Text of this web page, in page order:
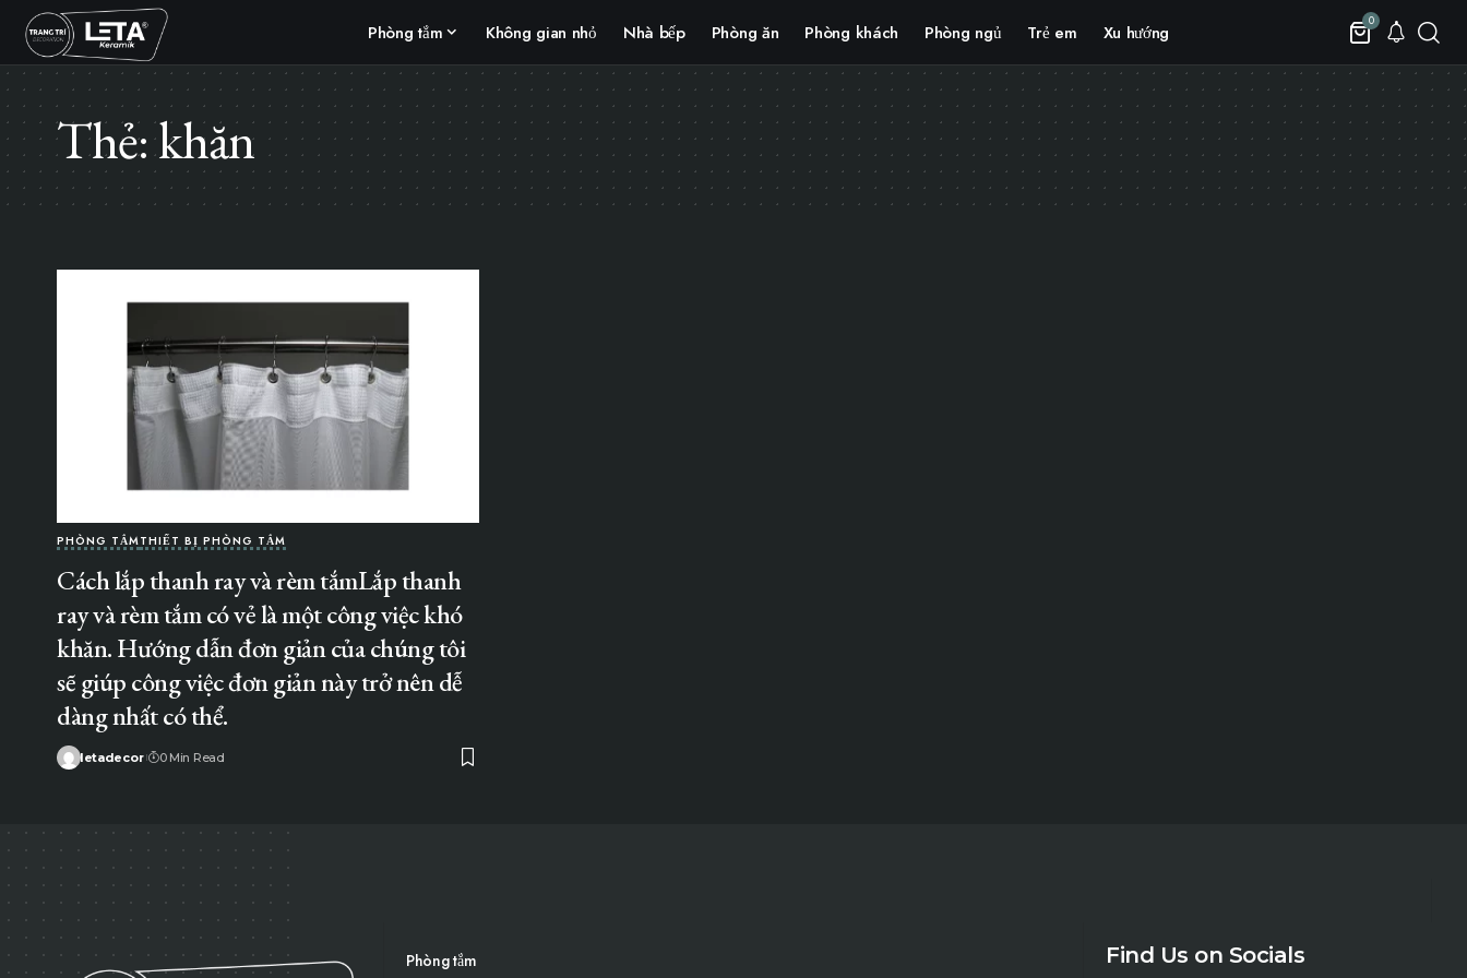
Phòng tắm Không gian nhỏ Nhà bếp Phòng ăn Phòng khách Phòng ngủ Trẻ em Xu hướng
0
Thẻ:khăn
PHÒNG TẮMTHIẾT BỊ PHÒNG TẮM
Cách lắp thanh ray và rèm tắmLắp thanh
ray và rèm tắm có vẻ là một công việc khó
khăn. Hướng dẫn đơn giản của chúng tôi
sẽ giúp công việc đơn giản này trở nên dễ
dàng nhất có thể.
letadecor 0 Min Read
Phòng tắm Find Us on Socials